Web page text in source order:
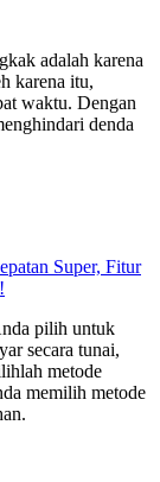
adalah karena
karena itu,
waktu. Dengan
denda
Super, Fitur
pilih untuk
secara tunai,
metode
memilih metode